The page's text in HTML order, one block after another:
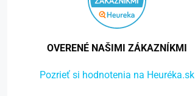
OVERENÉ NAŠIMI ZÁKAZNÍKMI
Pozrieť si hodnotenia na Heuréka.sk